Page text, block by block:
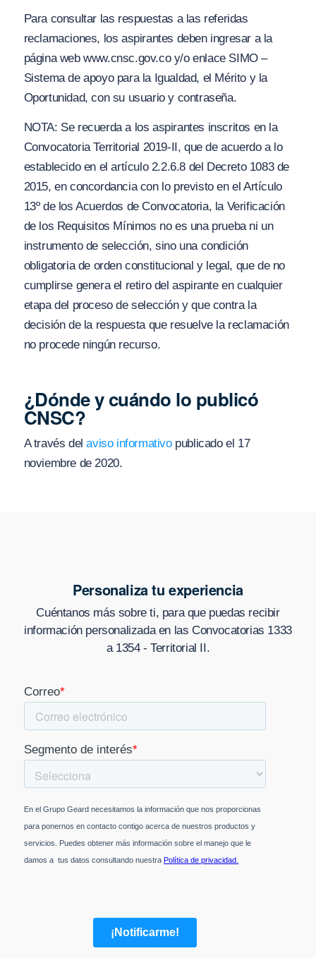
Para consultar las respuestas a las referidas
reclamaciones, los aspirantes deben ingresar a la
página web www.cnsc.gov.co y/o enlace SIMO –
Sistema de apoyo para la Igualdad, el Mérito y la
Oportunidad, con su usuario y contraseña.
NOTA: Se recuerda a los aspirantes inscritos en la
Convocatoria Territorial 2019-II, que de acuerdo a lo
establecido en el artículo 2.2.6.8 del Decreto 1083 de
2015, en concordancia con lo previsto en el Artículo
13º de los Acuerdos de Convocatoria, la Verificación
de los Requisitos Mínimos no es una prueba ni un
instrumento de selección, sino una condición
obligatoria de orden constitucional y legal, que de no
cumplirse genera el retiro del aspirante en cualquier
etapa del proceso de selección y que contra la
decisión de la respuesta que resuelve la reclamación
no procede ningún recurso.
¿Dónde y cuándo lo publicó
CNSC?
A través delaviso informativopublicado el 17
noviembre de 2020.
Personaliza tu experiencia
Cuéntanos más sobre ti, para que puedas recibir
información personalizada en las Convocatorias 1333
a 1354 - Territorial II.